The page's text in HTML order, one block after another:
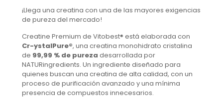
¡Llega una creatina con una de las mayores exigencias
de pureza del mercado!
Creatine Premium de Vitobest® está elaborada con
Cr-ystalPure®, una creatina monohidrato cristalina
de 99,99 % de pureza desarrollada por
NATURingredients. Un ingrediente diseñado para
quienes buscan una creatina de alta calidad, con un
proceso de purificación avanzado y una mínima
presencia de compuestos innecesarios.